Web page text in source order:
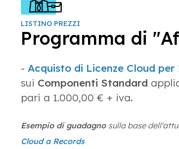
LISTINO PREZZI
Programma di
- Acquisto di Licenze Cloud per
sui Componenti Standard
pari a 1.000,00 € + iva.
Esempio di guadagno sulla base
Cloud a Records